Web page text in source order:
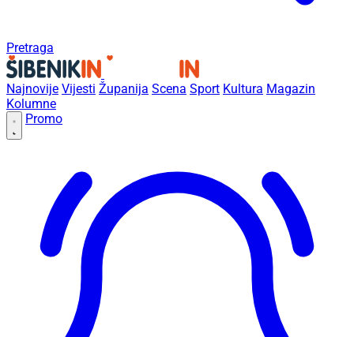
Pretraga
Najnovije Vijesti Županija Scena Sport Kultura Magazin
Kolumne
Promo